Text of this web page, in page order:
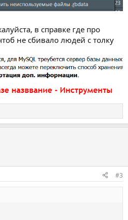
в справке где про
не сбивало людей с толку
#3